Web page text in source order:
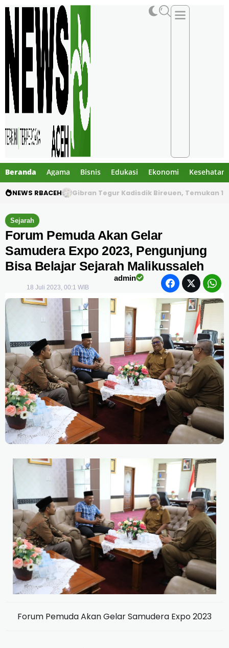
Beranda Agama Bisnis Edukasi Ekonomi Kesehatan
NEWS RBACEH PHE NSO Klarifikasi Dugaan Bau Amoniak
Sejarah
Forum Pemuda Akan Gelar
Samudera Expo 2023, Pengunjung
Bisa Belajar Sejarah Malikussaleh
admin
18 Juli 2023, 00:1 WIB
Forum Pemuda Akan Gelar Samudera Expo 2023